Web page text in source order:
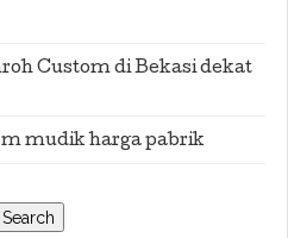
Custom di Bekasi dekat
mudik harga pabrik